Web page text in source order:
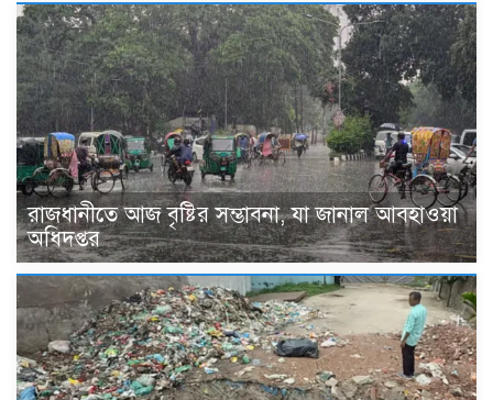
রাজধানীতে আজ বৃষ্টির সম্ভাবনা, যা জানাল আবহাওয়া
অধিদপ্তর